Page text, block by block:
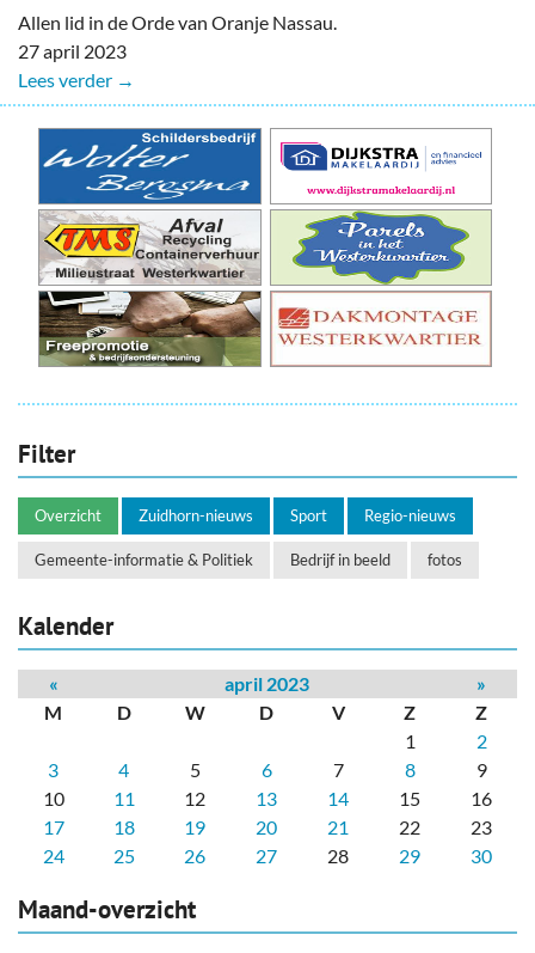
Allen lid in de Orde van Oranje Nassau.
27 april 2023
Lees verder →
Filter
Overzicht Zuidhorn-nieuws Sport Regio-nieuws
Gemeente-informatie & Politiek Bedrijf in beeld fotos
Kalender
« april 2023
»
M
D W D V Z
Z
1
2
3
4 5 6 7 8
9
10
11 12 13 14 15
16
17
18 19 20 21 22
23
24
25 26 27 28 29 30
Maand-overzicht